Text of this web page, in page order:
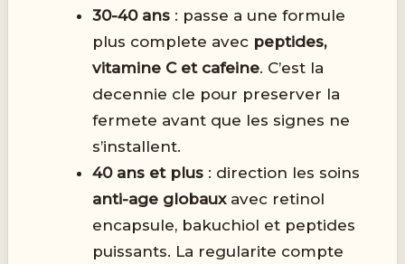
30-40 ans : passe a une formule
plus complete avec peptides,
vitamine C et cafeine. C’est la
decennie cle pour preserver la
fermete avant que les signes ne
s’installent.
40 ans et plus : direction les soins
anti-age globauxavec retinol
encapsule, bakuchiol et peptides
puissants. La regularite compte